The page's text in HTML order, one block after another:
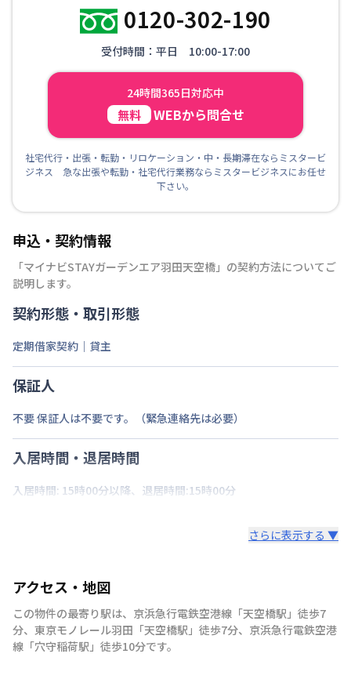
0120-302-190
受付時間：平日 10:00-17:00
24時間365日対応中
無料 WEBから問合せ
社宅代行・出張・転勤・リロケーション・中・長期滞在ならミスタービ
ジネス 急な出張や転勤・社宅代行業務ならミスタービジネスにお任せ
下さい。
申込・契約情報
「マイナビSTAYガーデンエア羽田天空橋 」の契約方法についてご
説明します。
契約形態・取引形態
定期借家契約｜貸主
保証人
不要 保証人は不要です。（緊急連絡先は必要）
入居時間・退居時間
入居時間: 15時00分以降、退居時間:15時00分
さらに表示する ▼
アクセス・地図
この物件の最寄り駅は、 京浜急行電鉄空港線 「天空橋駅 」 徒歩7
分、 東京モノレール羽田 「天空橋駅 」 徒歩7分、 京浜急行電鉄空港
線 「穴守稲荷駅 」 徒歩10分です。